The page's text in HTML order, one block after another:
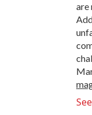
are